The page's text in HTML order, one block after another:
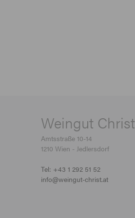
Weingut Christ
Amtsstraße 10-14
1210 Wien - Jedlersdorf
Tel: +43 1 292 51 52
info@weingut-christ.at